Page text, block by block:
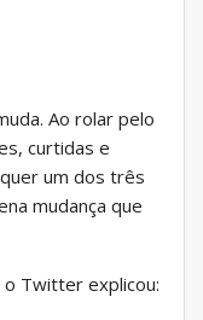
Ao rolar pelo
curtidas e
um dos três
mudança que
o Twitter explicou: